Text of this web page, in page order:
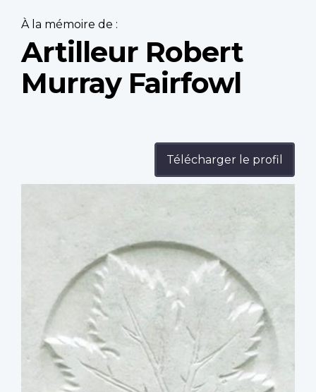
À la mémoire de :
Artilleur Robert
Murray Fairfowl
Télécharger le profil